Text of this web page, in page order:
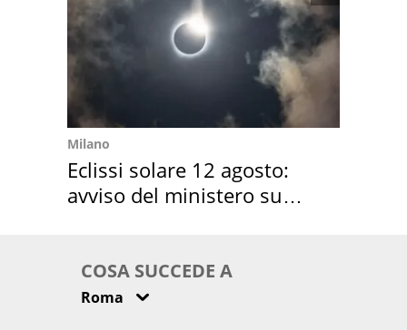
Milano
Eclissi solare 12 agosto:
avviso del ministero su